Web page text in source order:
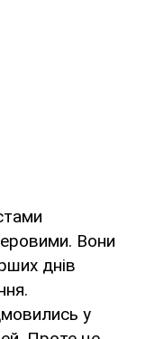
Вони
днів
у